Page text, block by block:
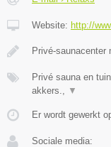
Website: http://
Privé-saunacenter
Privé sauna en
akkers.,
▼
Er wordt gewerkt
Sociale media: